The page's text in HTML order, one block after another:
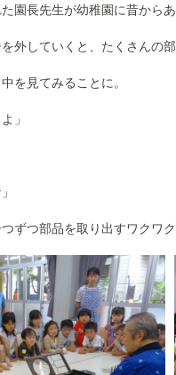
園長先生が幼稚園に昔から
外していくと、たくさんの
を見てみることに。
」
ずつ部品を取り出すワクワ